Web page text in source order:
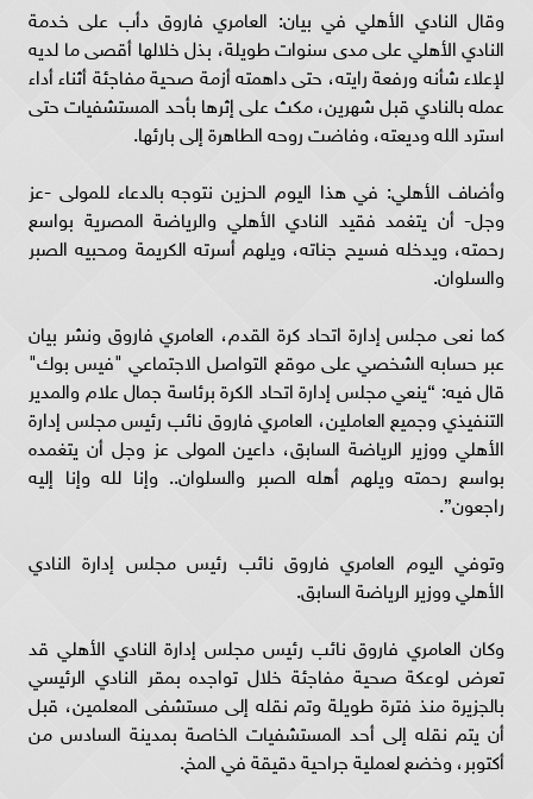
وقال النادي الأهلي في بيان: العامري فاروق دأب على خدمة
النادي الأهلي على مدى سنوات طويلة، بذل خلالها أقصى ما لديه
لإعلاء شأنه ورفعة رايته، حتى داهمته أزمة صحية مفاجئة أثناء أداء
عمله بالنادي قبل شهرين، مكث على إثرها بأحد المستشفيات حتى
استرد الله وديعته، وفاضت روحه الطاهرة إلى بارئها.
وأضاف الأهلي: في هذا اليوم الحزين نتوجه بالدعاء للمولى -عز
وجل- أن يتغمد فقيد النادي الأهلي والرياضة المصرية بواسع
رحمته، ويدخله فسيح جناته، ويلهم أسرته الكريمة ومحبيه الصبر
والسلوان.
كما نعى مجلس إدارة اتحاد كرة القدم، العامري فاروق ونشر بيان
عبر حسابه الشخصي على موقع التواصل الاجتماعي "فيس بوك"
قال فيه: “ينعي مجلس إدارة اتحاد الكرة برئاسة جمال علام والمدير
التنفيذي وجميع العاملين، العامري فاروق نائب رئيس مجلس إدارة
الأهلي ووزير الرياضة السابق، داعين المولى عز وجل أن يتغمده
بواسع رحمته ويلهم أهله الصبر والسلوان.. وإنا لله وإنا إليه
راجعون”.
وتوفي اليوم العامري فاروق نائب رئيس مجلس إدارة النادي
الأهلي ووزير الرياضة السابق.
وكان العامري فاروق نائب رئيس مجلس إدارة النادي الأهلي قد
تعرض لوعكة صحية مفاجئة خلال تواجده بمقر النادي الرئيسي
بالجزيرة منذ فترة طويلة وتم نقله إلى مستشفى المعلمين، قبل
أن يتم نقله إلى أحد المستشفيات الخاصة بمدينة السادس من
أكتوبر، وخضع لعملية جراحية دقيقة في المخ.